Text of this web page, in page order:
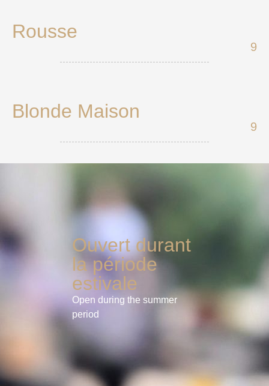
Rousse
9
Blonde Maison
9
Ouvert durant
la période
estivale
Open during the summer
period